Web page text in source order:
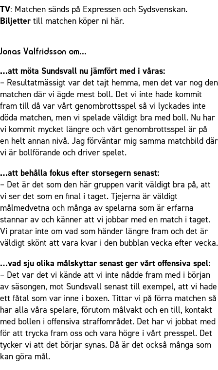
Vanliga frågor om 1910 Event
Grundskolefotboll mot rasismer
Policydokument
TV: Matchen sänds på Expressen och Sydsvenskan.
Biljettertill matchen köper ni här.
Jonas Valfridsson om…
…att möta Sundsvall nu jämfört med i våras:
– Resultatmässigt var det tajt hemma, men det var nog den
matchen där vi ägde mest boll. Det vi inte hade kommit
fram till då var vårt genombrottsspel så vi lyckades inte
döda matchen, men vi spelade väldigt bra med boll. Nu har
vi kommit mycket längre och vårt genombrottsspel är på
en helt annan nivå. Jag förväntar mig samma matchbild där
vi är bollförande och driver spelet.
…att behålla fokus efter storsegern senast:
– Det är det som den här gruppen varit väldigt bra på, att
vi ser det som en final i taget. Tjejerna är väldigt
målmedvetna och många av spelarna som är erfarna
stannar av och känner att vi jobbar med en match i taget.
Vi pratar inte om vad som händer längre fram och det är
väldigt skönt att vara kvar i den bubblan vecka efter vecka.
…vad sju olika målskyttar senast ger vårt offensiva spel:
– Det var det vi kände att vi inte nådde fram med i början
av säsongen, mot Sundsvall senast till exempel, att vi hade
ett fåtal som var inne i boxen. Tittar vi på förra matchen så
har alla våra spelare, förutom målvakt och en till, kontakt
med bollen i offensiva straffområdet. Det har vi jobbat med
för att trycka fram oss och vara högre i vårt presspel. Det
tycker vi att det börjar synas. Då är det också många som
kan göra mål.